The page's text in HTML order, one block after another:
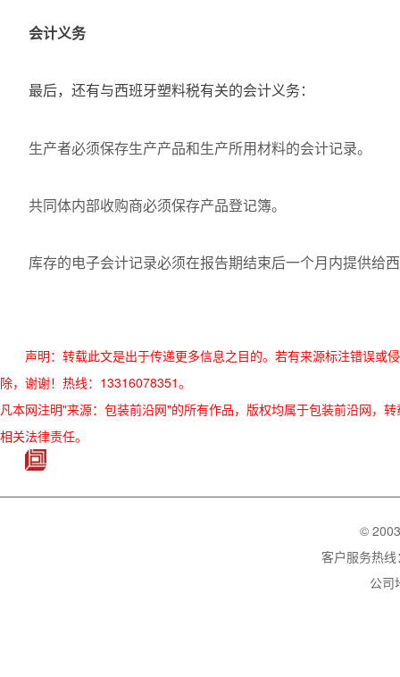
会计义务
最后，还有与西班牙塑料税有关的会计义务：
生产者必须保存生产产品和生产所用材料的会计记录。
共同体内部收购商必须保存产品登记簿。
库存的电子会计记录必须在报告期结束后一个月内提供给
声明：转载此文是出于传递更多信息之目的。若有来源标注错误或
除，谢谢！热线：13316078351。
凡本网注明"来源：包装前沿网"的所有作品，版权均属于包装前沿网，
相关法律责任。
©
客户服务热
公司